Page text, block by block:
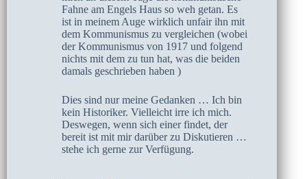
Fahne am Engels Haus so weh getan. Es
ist in meinem Auge wirklich unfair ihn mit
dem Kommunismus zu vergleichen (wobei
der Kommunismus von 1917 und folgend
nichts mit dem zu tun hat, was die beiden
damals geschrieben haben )
Dies sind nur meine Gedanken … Ich bin
kein Historiker. Vielleicht irre ich mich.
Deswegen, wenn sich einer findet, der
bereit ist mit mir darüber zu Diskutieren …
stehe ich gerne zur Verfügung.